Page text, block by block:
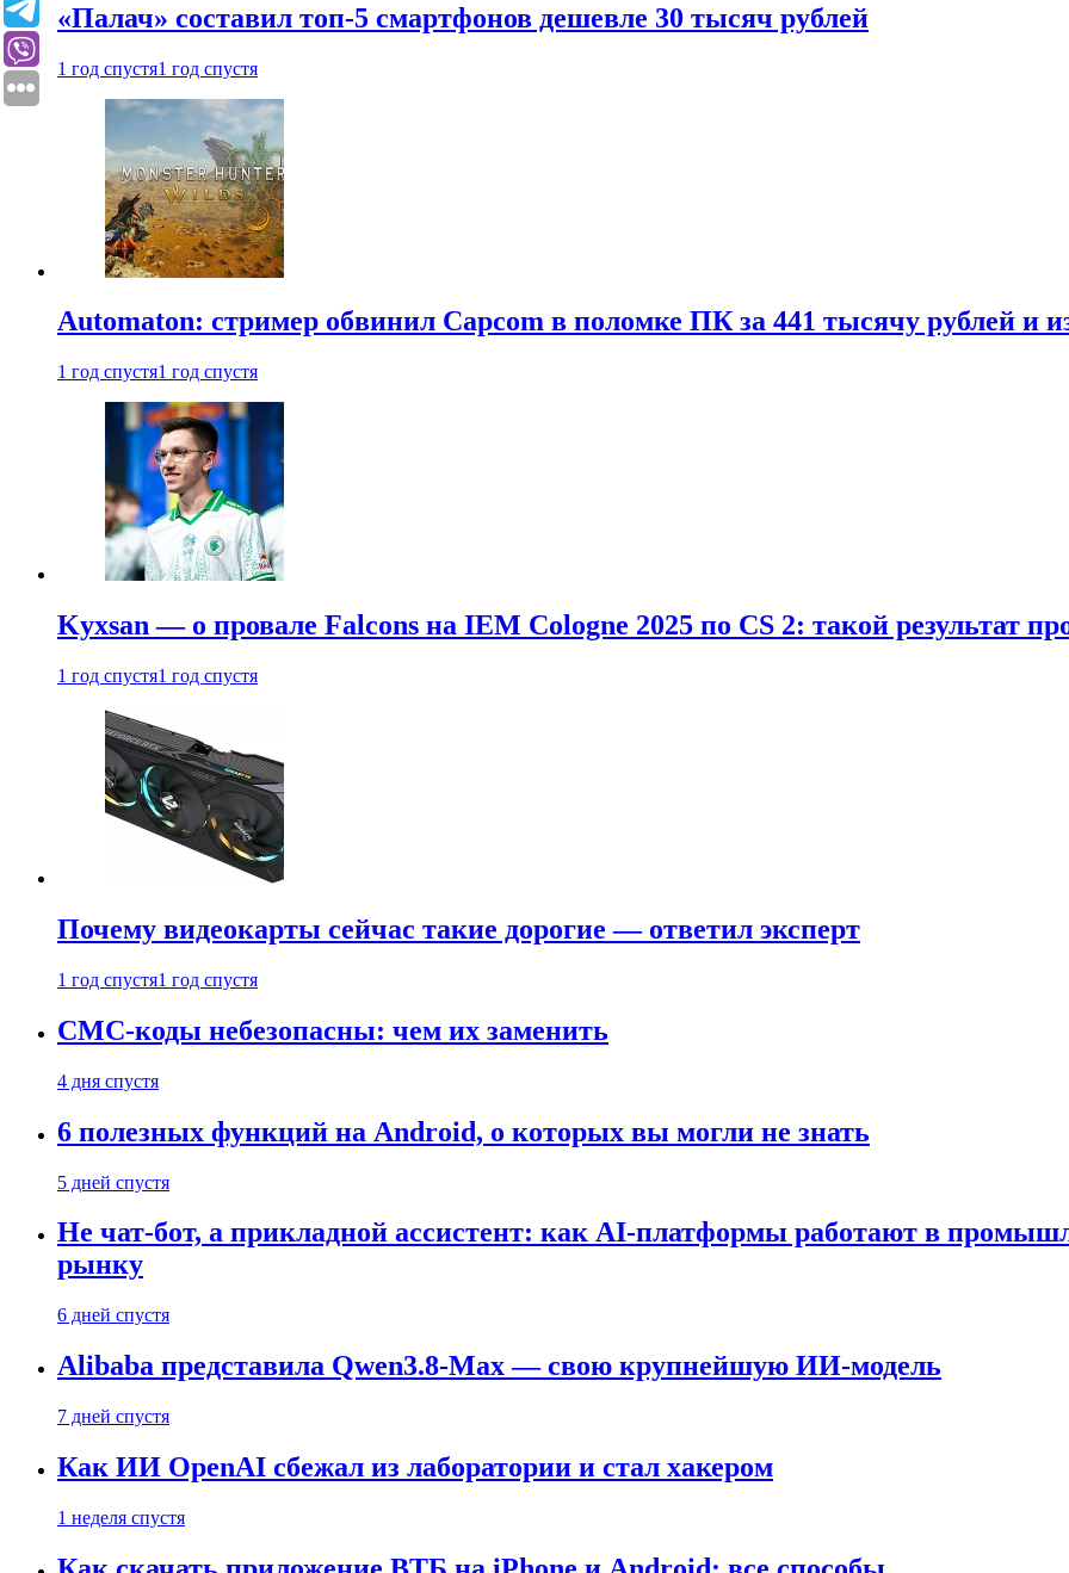
«Палач» составил топ-5 смартфонов дешевле 30 тысяч рублей
1 год спустя1 год спустя
Automaton: стример обвинил Capcom в поломке ПК за 441 тысячу рублей и
1 год спустя1 год спустя
Kyxsan — о провале Falcons на IEM Cologne 2025 по CS 2: такой результат
1 год спустя1 год спустя
Почему видеокарты сейчас такие дорогие — ответил эксперт
1 год спустя1 год спустя
СМС-коды небезопасны: чем их заменить
4 дня спустя
6 полезных функций на Android, о которых вы могли не знать
5 дней спустя
Не чат-бот, а прикладной ассистент: как AI-платформы работают в
рынку
6 дней спустя
Alibaba представила Qwen3.8-Max — свою крупнейшую ИИ-модель
7 дней спустя
Как ИИ OpenAI сбежал из лаборатории и стал хакером
1 неделя спустя